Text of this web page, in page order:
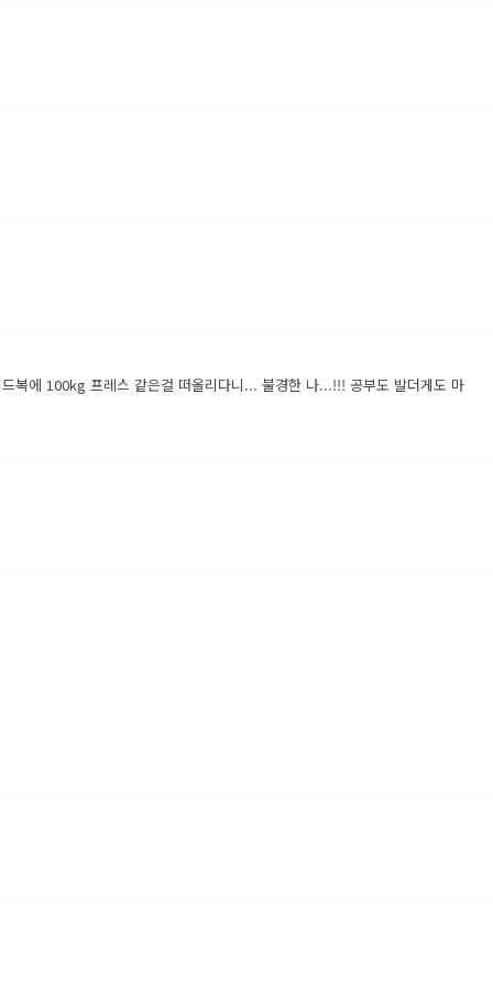
복에 100kg 프레스 같은걸 떠올리다니... 불경한 나...!!! 공부도 발더게도 마